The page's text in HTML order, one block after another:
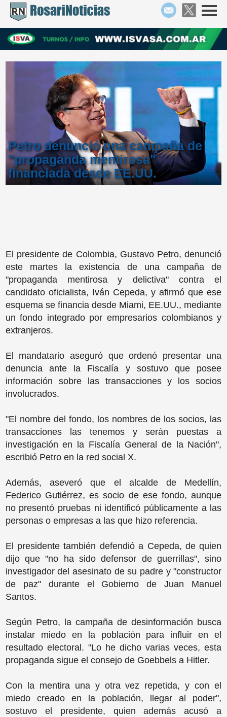
Petro denunció una campaña de
"propaganda mentirosa"
financiada desde EE.UU.
El presidente de Colombia, Gustavo Petro, denunció
este martes la existencia de una campaña de
"propaganda mentirosa y delictiva" contra el
candidato oficialista, Iván Cepeda, y afirmó que ese
esquema se financia desde Miami, EE.UU., mediante
un fondo integrado por empresarios colombianos y
extranjeros.
El mandatario aseguró que ordenó presentar una
denuncia ante la Fiscalía y sostuvo que posee
información sobre las transacciones y los socios
involucrados.
"El nombre del fondo, los nombres de los socios, las
transacciones las tenemos y serán puestas a
investigación en la Fiscalía General de la Nación",
escribió Petro en la red social X.
Además, aseveró que el alcalde de Medellín,
Federico Gutiérrez, es socio de ese fondo, aunque
no presentó pruebas ni identificó públicamente a las
personas o empresas a las que hizo referencia.
El presidente también defendió a Cepeda, de quien
dijo que "no ha sido defensor de guerrillas", sino
investigador del asesinato de su padre y "constructor
de paz" durante el Gobierno de Juan Manuel
Santos.
Según Petro, la campaña de desinformación busca
instalar miedo en la población para influir en el
resultado electoral. "Lo he dicho varias veces, esta
propaganda sigue el consejo de Goebbels a Hitler.
Con la mentira una y otra vez repetida, y con el
miedo creado en la población, llegar al poder",
sostuvo el presidente, quien además acusó a